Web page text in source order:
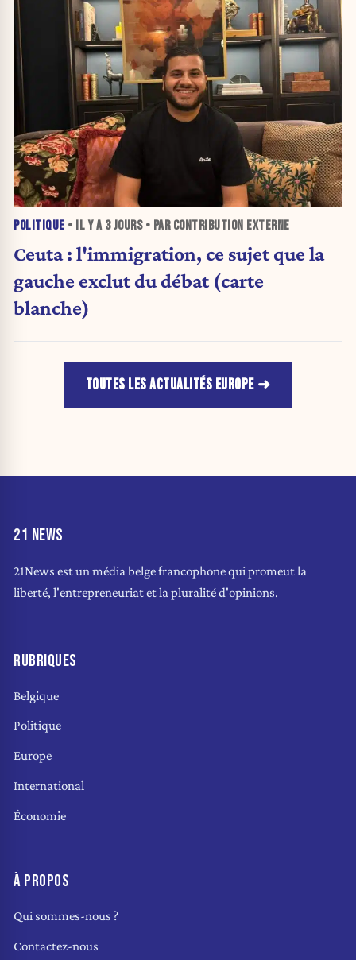
POLITIQUE • IL Y A 3 JOURS• PAR CONTRIBUTION EXTERNE
Ceuta : l'immigration, ce sujet que la
gauche exclut du débat (carte
blanche)
TOUTES LES ACTUALITÉS EUROPE
21 NEWS
21News est un média belge francophone qui promeut la
liberté, l'entrepreneuriat et la pluralité d'opinions.
RUBRIQUES
Belgique
Politique
Europe
International
Économie
À PROPOS
Qui sommes-nous ?
Contactez-nous